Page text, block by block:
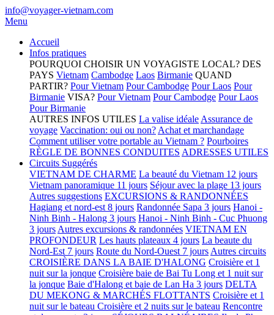
info@voyager-vietnam.com
Menu
Accueil
Infos pratiques
POURQUOI CHOISIR UN VOYAGISTE LOCAL? DES
PAYS Vietnam Cambodge Laos Birmanie QUAND
PARTIR? Pour Vietnam Pour Cambodge Pour Laos Pour
Birmanie VISA? Pour Vietnam Pour Cambodge Pour Laos
Pour Birmanie
AUTRES INFOS UTILES La valise idéale Assurance de
voyage Vaccination: oui ou non? Achat et marchandage
Comment utiliser votre portable au Vietnam ? Pourboires
RÈGLE DE BONNES CONDUITES ADRESSES UTILES
Circuits Suggérés
VIETNAM DE CHARME La beauté du Vietnam 12 jours
Vietnam panoramique 11 jours Séjour avec la plage 13 jours
Autres suggestions EXCURSIONS & RANDONNÉES
Hagiang et nord-est 8 jours Randonnée Sapa 3 jours Hanoi -
Ninh Binh - Halong 3 jours Hanoi - Ninh Binh - Cuc Phuong
3 jours Autres excursions & randonnées VIETNAM EN
PROFONDEUR Les hauts plateaux 4 jours La beaute du
Nord-Est 7 jours Route du Nord-Ouest 7 jours Autres circuits
CROISIÈRE DANS LA BAIE D'HALONG Croisière et 1
nuit sur la jonque Croisière baie de Bai Tu Long et 1 nuit sur
la jonque Baie d'Halong et baie de Lan Ha 3 jours DELTA
DU MEKONG & MARCHÉS FLOTTANTS Croisière et 1
nuit sur le bateau Croisière et 2 nuits sur le bateau Rencontre